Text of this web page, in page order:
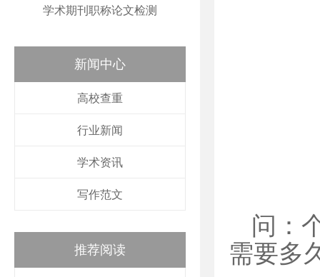
学术期刊职称论文检测
新闻中心
高校查重
行业新闻
学术资讯
写作范文
推荐阅读
问：
需要多